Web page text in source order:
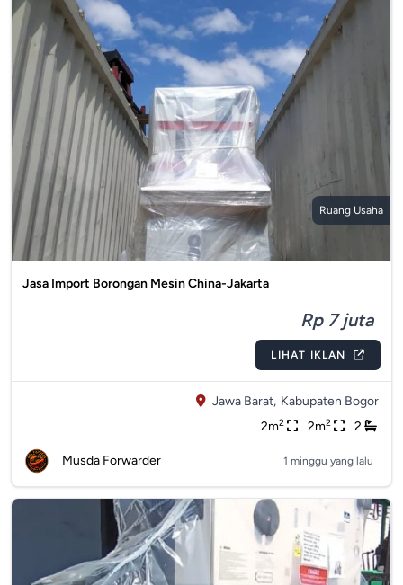
Ruang Usaha
Jasa Import Borongan Mesin China-Jakarta
Rp 7 juta
LIHAT IKLAN
Jawa Barat, Kabupaten Bogor
2m2 2m2 2
Musda Forwarder 1 minggu yang lalu